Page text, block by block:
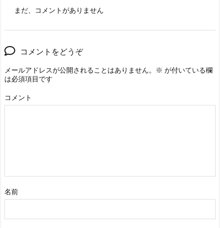
まだ、コメントがありません
コメントをどうぞ
メールアドレスが公開されることはありません。 ※ が付いている欄
は必須項目です
コメント
名前